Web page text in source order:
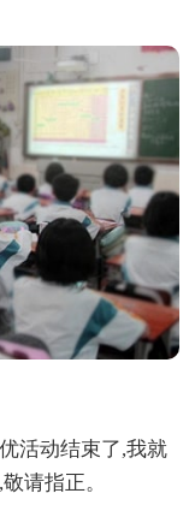
活动结束了,我就
请指正。